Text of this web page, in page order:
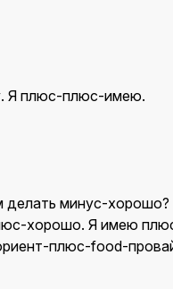
Я плюс-плюс-имею.
делать минус-хорошо?
хорошо. Я имею
плюс-food-